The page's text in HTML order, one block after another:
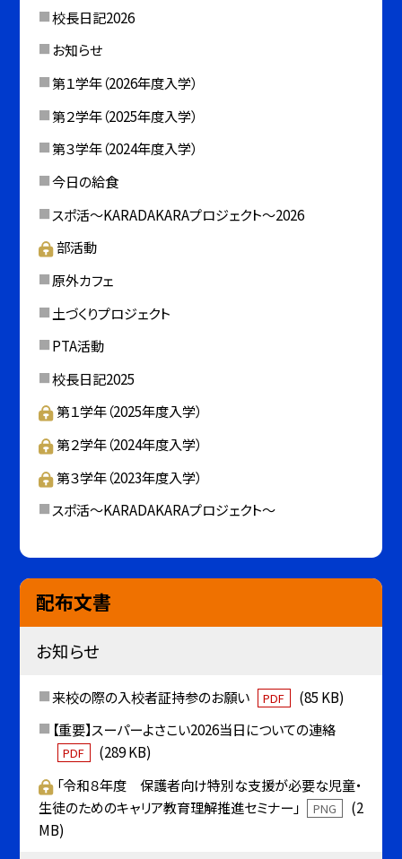
校長日記2026
お知らせ
第１学年（2026年度入学）
第２学年（2025年度入学）
第３学年（2024年度入学）
今日の給食
スポ活～KARADAKARAプロジェクト～2026
部活動
原外カフェ
土づくりプロジェクト
PTA活動
校長日記2025
第１学年（2025年度入学）
第２学年（2024年度入学）
第３学年（2023年度入学）
スポ活～KARADAKARAプロジェクト～
配布文書
お知らせ
来校の際の入校者証持参のお願い PDF
(85 KB)
【重要】スーパーよさこい2026当日についての連絡
PDF
(289 KB)
「令和８年度 保護者向け特別な支援が必要な児童・
生徒のためのキャリア教育理解推進セミナー」
PNG
(2
MB)